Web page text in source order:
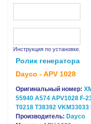
Инструкция по установке.
Ролик генератора
Dayco - APV 1028
Оригинальный номер:
55940 A574 APV1028 F-
T0218 T38392 VKM33033
Производитель: Dayco